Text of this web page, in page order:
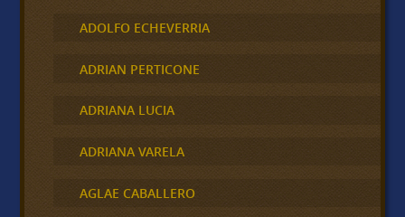
ADOLFO ECHEVERRIA
ADRIAN PERTICONE
ADRIANA LUCIA
ADRIANA VARELA
AGLAE CABALLERO